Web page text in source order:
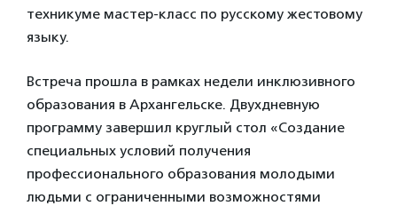
техникуме мастер-класс по русскому жестовому
языку.
Встреча прошла в рамках недели инклюзивного
образования в Архангельске. Двухдневную
программу завершил круглый стол «Создание
специальных условий получения
профессионального образования молодыми
людьми с ограниченными возможностями